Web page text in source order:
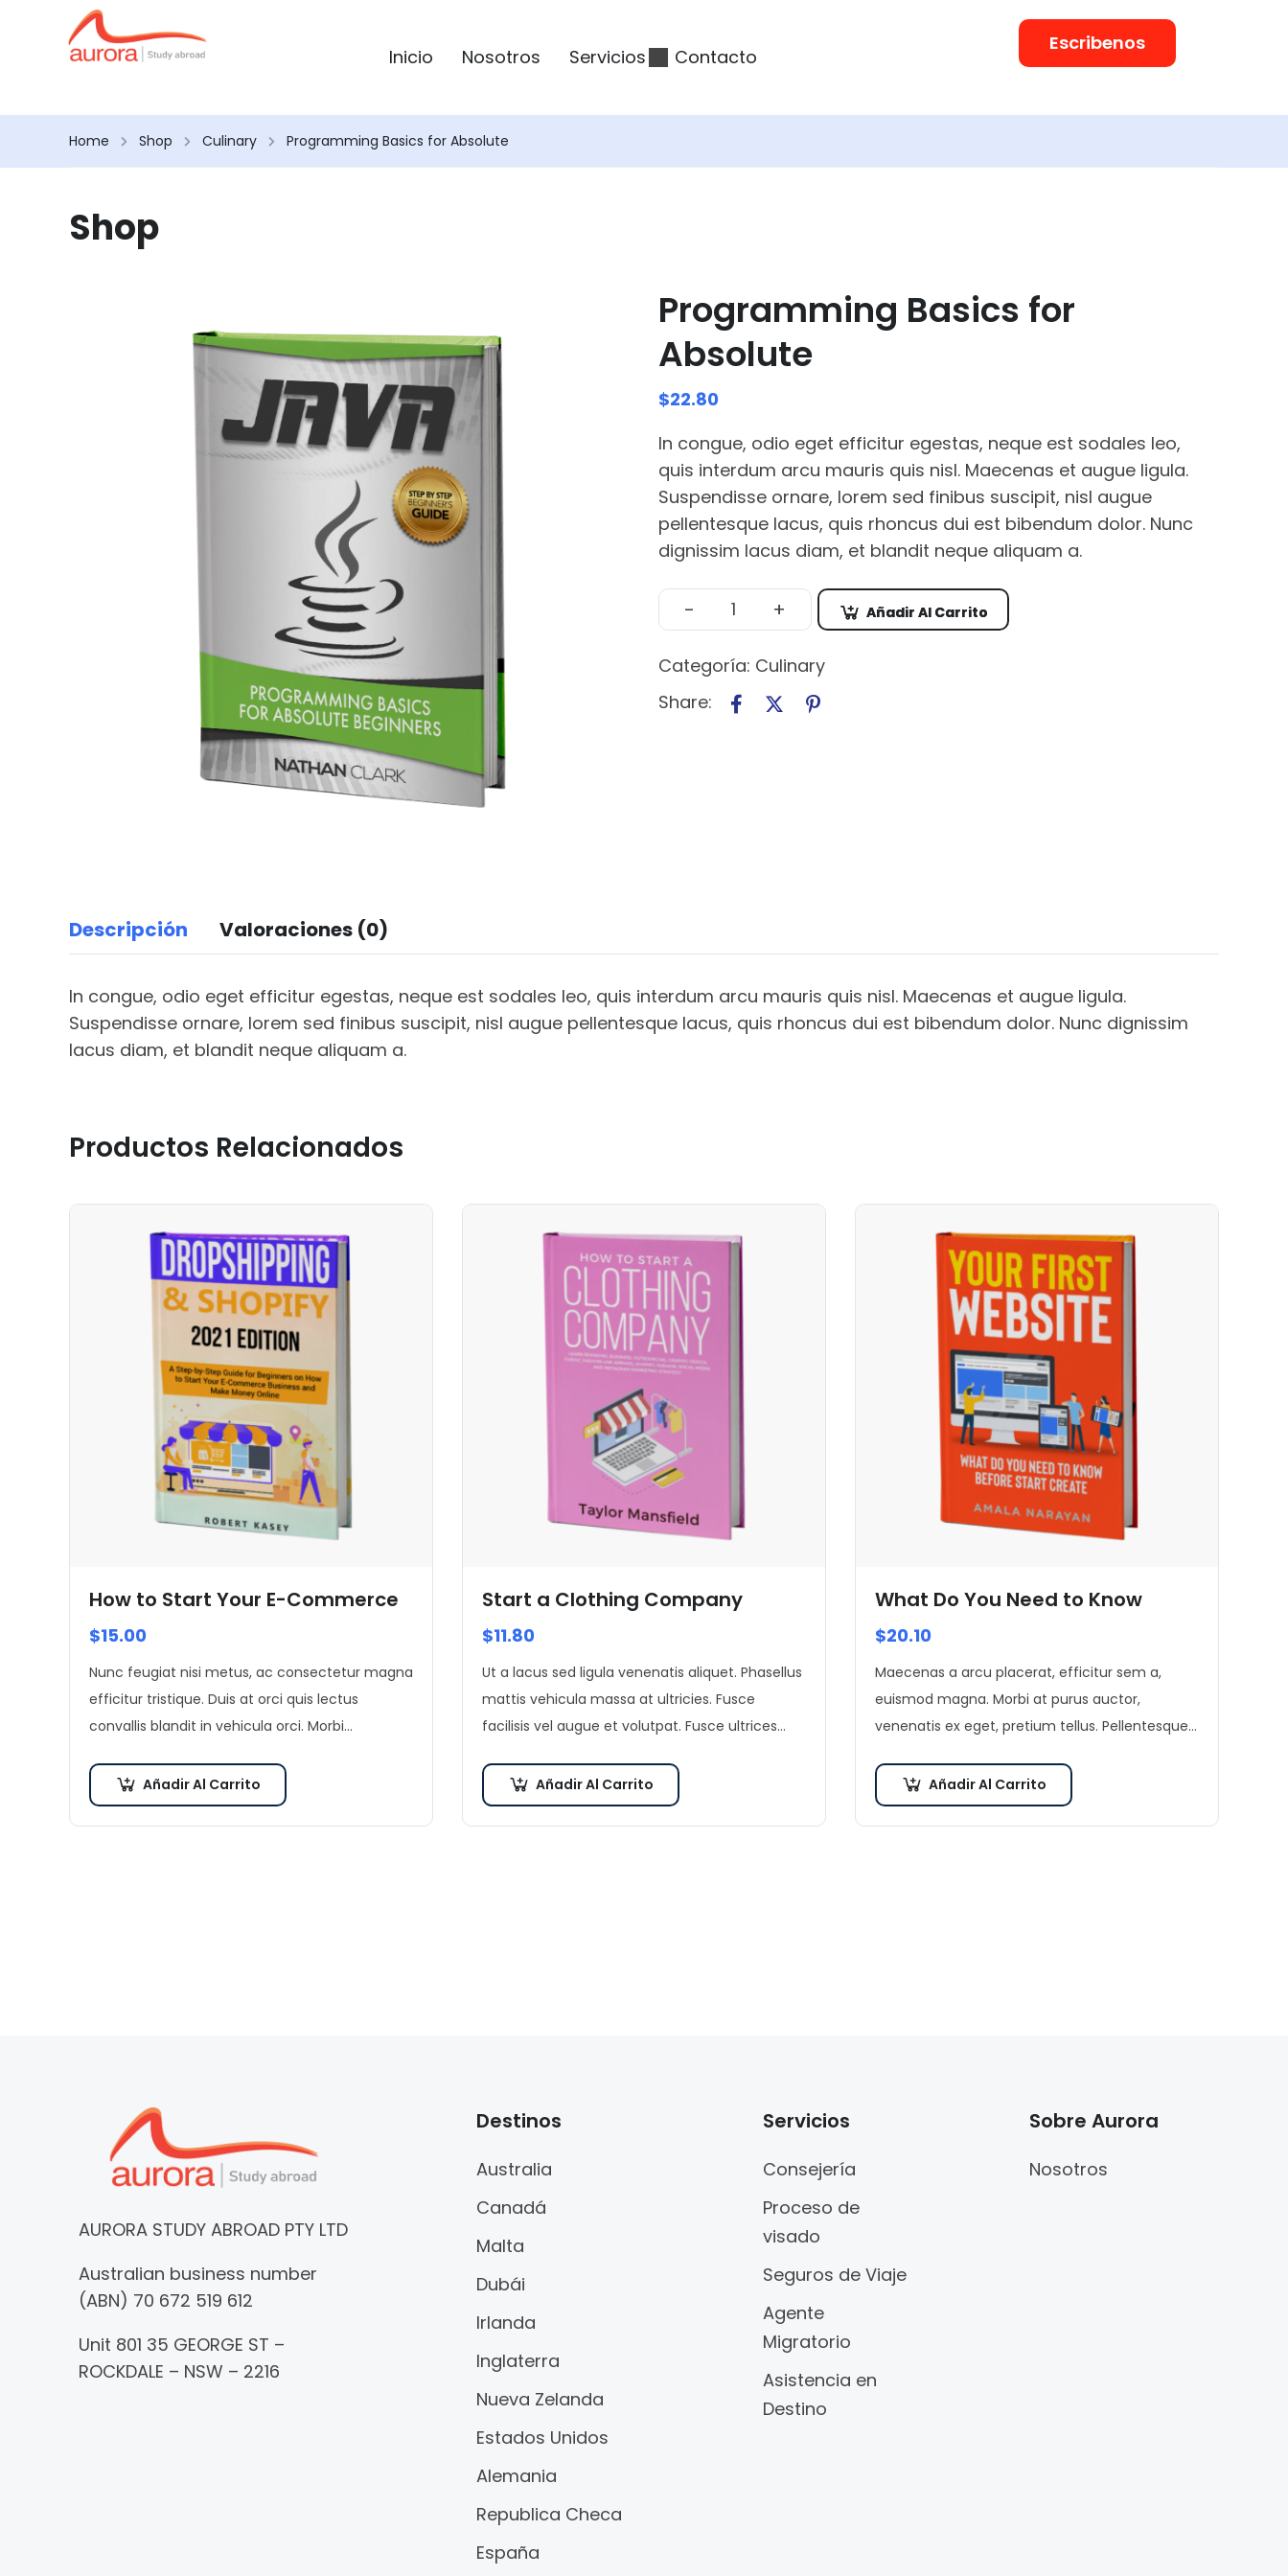
Inicio Nosotros Servicios Contacto
Escribenos
Home Shop Culinary Programming Basics for Absolute
Shop
Programming Basics for
Absolute
$22.80
In congue, odio eget efficitur egestas, neque est sodales leo,
quis interdum arcu mauris quis nisl. Maecenas et augue ligula.
Suspendisse ornare, lorem sed finibus suscipit, nisl augue
pellentesque lacus, quis rhoncus dui est bibendum dolor. Nunc
dignissim lacus diam, et blandit neque aliquam a.
- + Añadir Al Carrito
Categoría: Culinary
Share:
Descripción Valoraciones (0)
In congue, odio eget efficitur egestas, neque est sodales leo, quis interdum arcu mauris quis nisl. Maecenas et augue ligula.
Suspendisse ornare, lorem sed finibus suscipit, nisl augue pellentesque lacus, quis rhoncus dui est bibendum dolor. Nunc dignissim
lacus diam, et blandit neque aliquam a.
Productos Relacionados
How to Start Your E-Commerce
$15.00
Nunc feugiat nisi metus, ac consectetur magna
efficitur tristique. Duis at orci quis lectus
convallis blandit in vehicula orci. Morbi
feugiat augue, euismod placerat…
Añadir Al Carrito
Start a Clothing Company
$11.80
Ut a lacus sed ligula venenatis aliquet. Phasellus
mattis vehicula massa at ultricies. Fusce
facilisis vel augue et volutpat. Fusce ultrices
leo,…
Añadir Al Carrito
What Do You Need to Know
$20.10
Maecenas a arcu placerat, efficitur sem a,
euismod magna. Morbi at purus auctor,
venenatis ex eget, pretium tellus. Pellentesque
nulla laoreet.Añadir Al Carrito
AURORA STUDY ABROAD PTY LTD
Australian business number
(ABN) 70 672 519 612
Unit 801 35 GEORGE ST –
ROCKDALE – NSW – 2216
Destinos
Australia
Canadá
Malta
Dubái
Irlanda
Inglaterra
Nueva Zelanda
Estados Unidos
Alemania
Republica Checa
España
Servicios
Consejería
Proceso de
visado
Seguros de Viaje
Agente
Migratorio
Asistencia en
Destino
Sobre Aurora
Nosotros